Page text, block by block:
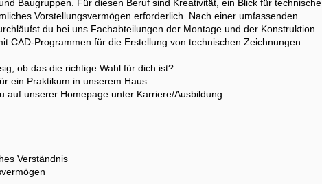
Baugruppen. Für diesen Beruf sind Kreativität, ein Blick für technische
Vorstellungsvermögen erforderlich. Nach einer umfassenden
du bei uns Fachabteilungen der Montage und der Konstruktion
CAD-Programmen für die Erstellung von technischen Zeichnungen.
ob das die richtige Wahl für dich ist?
ein Praktikum in unserem Haus.
auf unserer Homepage unter Karriere/Ausbildung.
Verständnis